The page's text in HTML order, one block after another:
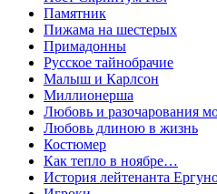
Памятник
Пижама на шестерых
Примадонны
Русское тайнобрачие
Малыш и Карлсон
Миллионерша
Любовь и разочарования
Любовь длиною в жизнь
Костюмер
Как тепло в ноябре…
История лейтенанта